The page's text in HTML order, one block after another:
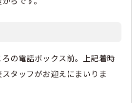
の電話ボックス前。上記着時
タッフがお迎えにまいりま